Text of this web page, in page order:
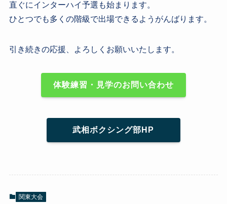
直ぐにインターハイ予選も始まります。
ひとつでも多くの階級で出場できるようがんばります。
引き続きの応援、よろしくお願いいたします。
体験練習・見学のお問い合わせ
武相ボクシング部HP
関東大会